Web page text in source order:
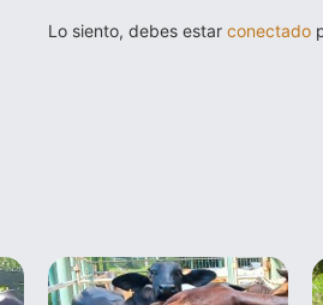
Lo siento, debes estar conectado